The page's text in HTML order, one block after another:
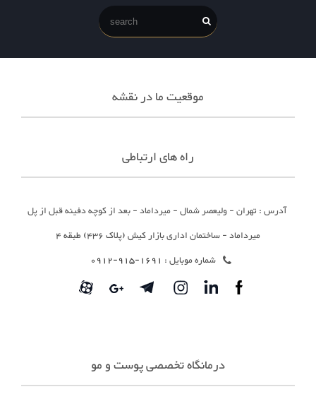
موقعیت ما در نقشه
راه های ارتباطی
آدرس : تهران - ولیعصر شمال - میرداماد - بعد از کوچه دفینه قبل از پل
میرداماد - ساختمان اداری بازار کیش (پلاک 436) طبقه 4
شماره موبایل : 1691-915-0912
درمانگاه تخصصی پوست و مو